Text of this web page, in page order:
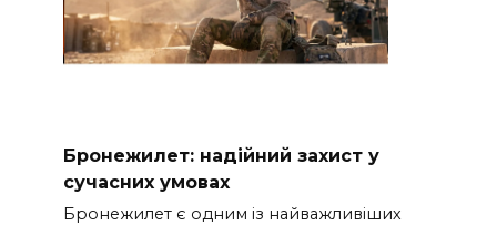
Бронежилет: надійний захист у
сучасних умовах
Бронежилет є одним із найважливіших